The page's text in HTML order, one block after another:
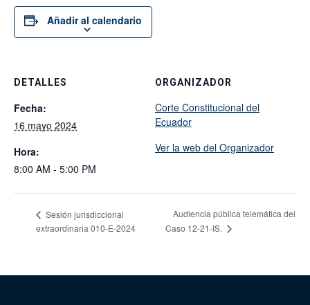
Añadir al calendario
DETALLES
Fecha:
16 mayo 2024
Hora:
8:00 AM - 5:00 PM
ORGANIZADOR
Corte Constitucional del
Ecuador
Ver la web del Organizador
Sesión jurisdiccional
extraordinaria 010-E-2024
Audiencia pública telemática del
Caso 12-21-IS.